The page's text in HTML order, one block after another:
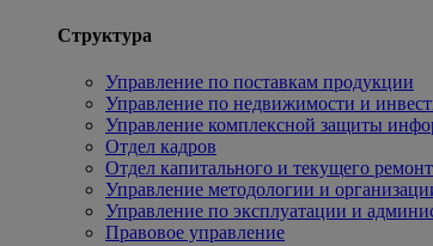
Структура
Управление по поставкам продукции
Управление по недвижимости и
Управление комплексной защиты
Отдел кадров
Отдел капитального и текущего
Управление методологии и
Управление по эксплуатации и
Правовое управление